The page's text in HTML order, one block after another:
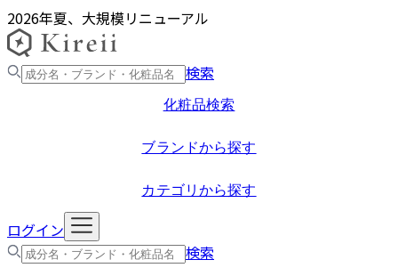
2026年夏、大規模リニューアル
検索
化粧品検索
ブランドから探す
カテゴリから探す
ログイン
検索